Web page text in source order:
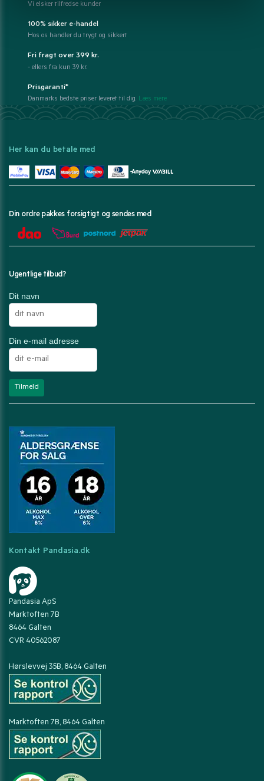
Vi elsker tilfredse kunder
100% sikker e-handel
Hos os handler du trygt og sikkert
Fri fragt over 399 kr.
- ellers fra kun 39 kr.
Prisgaranti*
Danmarks bedste priser leveret til dig. Læs mere
Her kan du betale med
Din ordre pakkes forsigtigt og sendes med
Ugentlige tilbud?
Dit navn
Din e-mail adresse
Kontakt Pandasia.dk
Pandasia ApS
Marktoften 7B
8464 Galten
CVR 40562087
Hørslevvej 35B, 8464 Galten
Marktoften 7B, 8464 Galten